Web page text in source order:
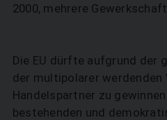
2000, mehrere
Die EU dürfte aufgrund der
der multipolarer werdenden
Handelspartner zu
bestehenden und